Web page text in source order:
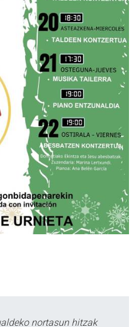
nortasun hitzak